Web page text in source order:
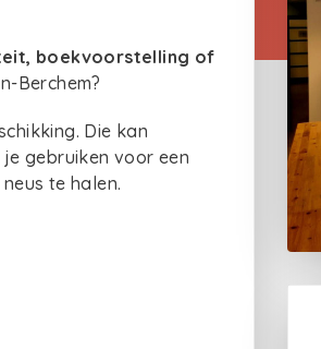
boekvoorstelling of
Berchem?
Die kan
gebruiken voor een
te halen.